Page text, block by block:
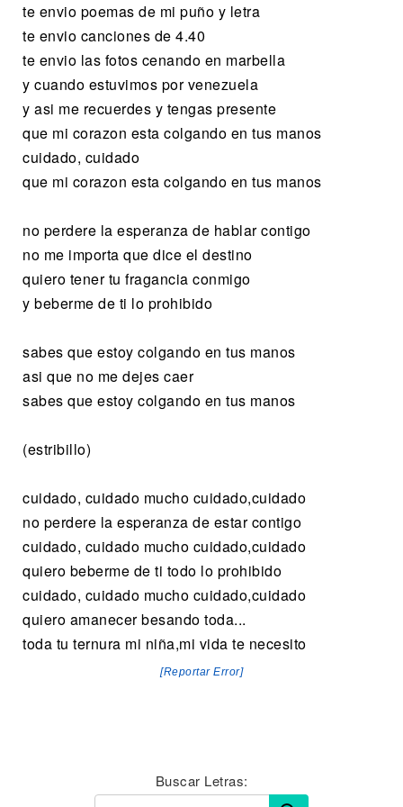
te envio poemas de mi puño y letra
te envio canciones de 4.40
te envio las fotos cenando en marbella
y cuando estuvimos por venezuela
y asi me recuerdes y tengas presente
que mi corazon esta colgando en tus manos
cuidado, cuidado
que mi corazon esta colgando en tus manos
no perdere la esperanza de hablar contigo
no me importa que dice el destino
quiero tener tu fragancia conmigo
y beberme de ti lo prohibido
sabes que estoy colgando en tus manos
asi que no me dejes caer
sabes que estoy colgando en tus manos
(estribillo)
cuidado, cuidado mucho cuidado,cuidado
no perdere la esperanza de estar contigo
cuidado, cuidado mucho cuidado,cuidado
quiero beberme de ti todo lo prohibido
cuidado, cuidado mucho cuidado,cuidado
quiero amanecer besando toda...
toda tu ternura mi niña,mi vida te necesito
[Reportar Error]
Buscar Letras: